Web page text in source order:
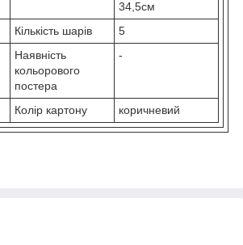
34,5см
Кількість шарів
5
Наявність
кольорового
постера
-
Колір картону коричневий